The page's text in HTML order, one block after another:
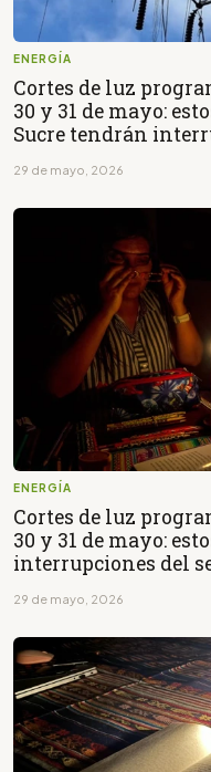
ENERGÍA
Cortes de luz
30 y 31 de mayo:
Sucre tendrán
29 de mayo, 2026
ENERGÍA
Cortes de luz
30 y 31 de mayo:
interrupciones del
29 de mayo, 2026